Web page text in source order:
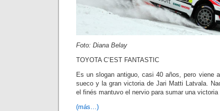
Foto: Diana Belay
TOYOTA C’EST FANTASTIC
Es un slogan antiguo, casi 40 años, pero viene
sueco y la gran victoria de Jari Matti Latvala.
el finés mantuvo el nervio para sumar una
(más…)